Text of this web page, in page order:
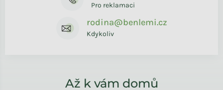
Pro reklamaci
rodina@benlemi.cz
Kdykoliv
Až k vám domů